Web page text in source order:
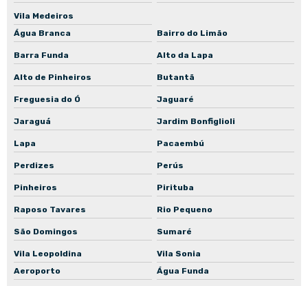
Manutenção preventiva de bomba para piscina
Manutenção preventiva de bomba para poço
Manutenção preventiva de bomba para poço artesiano
Manutenção preventiva de bomba in-line
Manutenção corretiva de motoredutor
Manutenção corretiva de motor elétrico
Manutenção corretiva de motor elétrico industrial
Manutenção corretiva de bomba mancalizada
Manutenção corretiva de bomba normalizada
Manutenção preventiva de motoredutor
Manutenção preventiva de motor elétrico
Manutenção preventiva de motor elétrico industrial
Vila Medeiros
Água Branca
Bairro do Limão
Barra Funda Alto da Lapa
Alto de Pinheiros Butantã
Freguesia do Ó Jaguaré
Jaraguá Jardim Bonfiglioli
Lapa Pacaembú
Perdizes Perús
Pinheiros Pirituba
Raposo Tavares Rio Pequeno
São Domingos Sumaré
Vila Leopoldina
Vila Sonia
Aeroporto
Água Funda